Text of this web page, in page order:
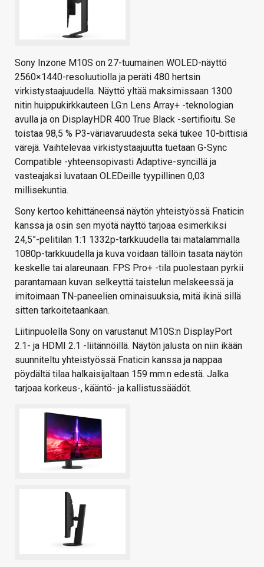
Sony Inzone M10S on 27-tuumainen WOLED-näyttö
2560×1440-resoluutiolla ja peräti 480 hertsin
virkistystaajuudella. Näyttö yltää maksimissaan 1300
nitin huippukirkkauteen LG:n Lens Array+ -teknologian
avulla ja on DisplayHDR 400 True Black -sertifioitu. Se
toistaa 98,5 % P3-väriavaruudesta sekä tukee 10-bittisiä
värejä. Vaihtelevaa virkistystaajuutta tuetaan G-Sync
Compatible -yhteensopivasti Adaptive-syncillä ja
vasteajaksi luvataan OLEDeille tyypillinen 0,03
millisekuntia.
Sony kertoo kehittäneensä näytön yhteistyössä Fnaticin
kanssa ja osin sen myötä näyttö tarjoaa esimerkiksi
24,5”-pelitilan 1:1 1332p-tarkkuudella tai matalammalla
1080p-tarkkuudella ja kuva voidaan tällöin tasata näytön
keskelle tai alareunaan. FPS Pro+ -tila puolestaan pyrkii
parantamaan kuvan selkeyttä taistelun melskeessä ja
imitoimaan TN-paneelien ominaisuuksia, mitä ikinä sillä
sitten tarkoitetaankaan.
Liitinpuolella Sony on varustanut M10S:n DisplayPort
2.1- ja HDMI 2.1 -liitännöillä. Näytön jalusta on niin ikään
suunniteltu yhteistyössä Fnaticin kanssa ja nappaa
pöydältä tilaa halkaisijaltaan 159 mm:n edestä. Jalka
tarjoaa korkeus-, kääntö- ja kallistussäädöt.